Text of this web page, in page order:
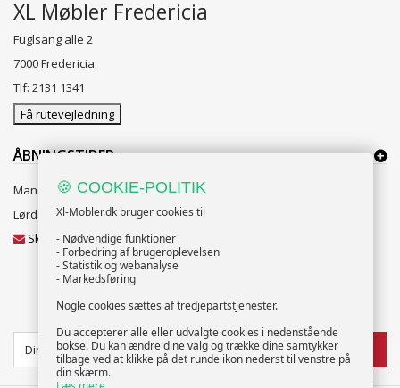
XL Møbler Fredericia
Fuglsang alle 2
7000 Fredericia
Tlf: 2131 1341
Få rutevejledning
ÅBNINGSTIDER:
Mandag til Fredag 10:00 til 18:00
Lørdag og Søndag 10:00 til 16:00
Skriv til vores kundeservice
NYHEDSBREV
TILMELD
🍪 COOKIE-POLITIK
Xl-Mobler.dk bruger cookies til
- Nødvendige funktioner
- Forbedring af brugeroplevelsen
- Statistik og webanalyse
- Markedsføring
Nogle cookies sættes af tredjepartstjenester.
Du accepterer alle eller udvalgte cookies i nedenstående
bokse. Du kan ændre dine valg og trække dine samtykker
tilbage ved at klikke på det runde ikon nederst til venstre på
din skærm.